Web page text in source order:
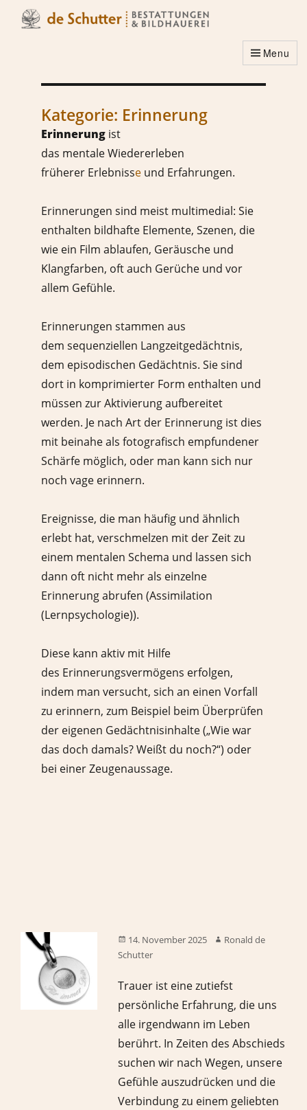
Menu
Kategorie: Erinnerung
Erinnerungist
das mentale Wiedererleben
früherer Erlebnisseund Erfahrungen.
Erinnerungen sind meist multimedial: Sie
enthalten bildhafte Elemente, Szenen, die
wie ein Film ablaufen, Geräusche und
Klangfarben, oft auch Gerüche und vor
allem Gefühle.
Erinnerungen stammen aus
dem sequenziellen Langzeitgedächtnis,
dem episodischen Gedächtnis. Sie sind
dort in komprimierter Form enthalten und
müssen zur Aktivierung aufbereitet
werden. Je nach Art der Erinnerung ist dies
mit beinahe als fotografisch empfundener
Schärfe möglich, oder man kann sich nur
noch vage erinnern.
Ereignisse, die man häufig und ähnlich
erlebt hat, verschmelzen mit der Zeit zu
einem mentalen Schema und lassen sich
dann oft nicht mehr als einzelne
Erinnerung abrufen (Assimilation
(Lernpsychologie)).
Diese kann aktiv mit Hilfe
des Erinnerungsvermögens erfolgen,
indem man versucht, sich an einen Vorfall
zu erinnern, zum Beispiel beim Überprüfen
der eigenen Gedächtnisinhalte („Wie war
das doch damals? Weißt du noch?“) oder
bei einer Zeugenaussage.
14. November 2025
Ronald de
Schutter
Trauer ist eine zutiefst
persönliche Erfahrung, die uns
alle irgendwann im Leben
berührt. In Zeiten des Abschieds
suchen wir nach Wegen, unsere
Gefühle auszudrücken und die
Verbindung zu einem geliebten